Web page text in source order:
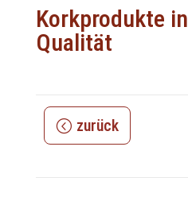
Korkprodukte
Qualität
zurück